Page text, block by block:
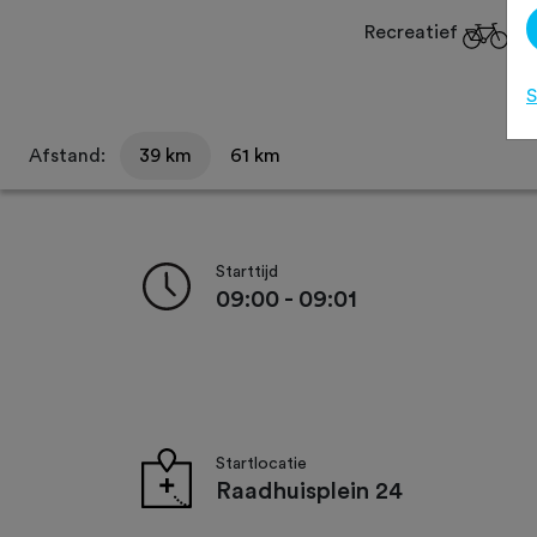
Recreatief
Afstand: 39 km 61 km
Starttijd
09:00 - 09:01
Startlocatie
Raadhuisplein 24